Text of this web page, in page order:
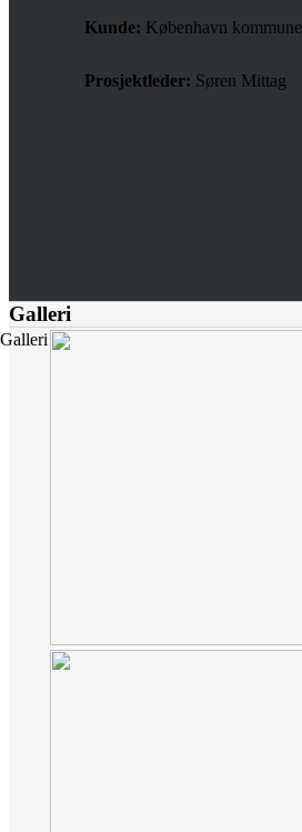
Kunde: København kommune
Prosjektleder: Søren Mittag
Galleri
Galleri